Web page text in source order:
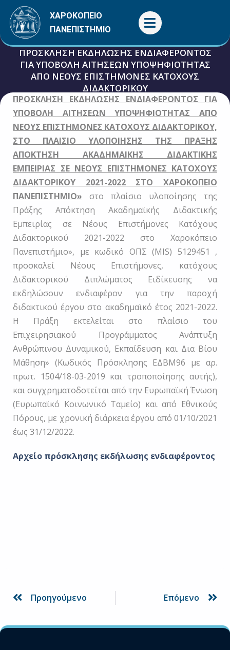
Μετάβαση
στο
περιεχόμενο
ΧΑΡΟΚΟΠΕΙΟ
ΠΑΝΕΠΙΣΤΗΜΙΟ
ΠΡΟΣΚΛΗΣΗ ΕΚΔΗΛΩΣΗΣ ΕΝΔΙΑΦΕΡΟΝΤΟΣ
ΓΙΑ ΥΠΟΒΟΛΗ ΑΙΤΗΣΕΩΝ ΥΠΟΨΗΦΙΟΤΗΤΑΣ
ΑΠΟ ΝΕΟΥΣ ΕΠΙΣΤΗΜΟΝΕΣ ΚΑΤΟΧΟΥΣ
ΔΙΔΑΚΤΟΡΙΚΟΥ
5 Αυγούστου, 2021 Γενικές
ΠΡΟΣΚΛΗΣΗ ΕΚΔΗΛΩΣΗΣ ΕΝΔΙΑΦΕΡΟΝΤΟΣ ΓΙΑ
ΥΠΟΒΟΛΗ ΑΙΤΗΣΕΩΝ ΥΠΟΨΗΦΙΟΤΗΤΑΣ ΑΠΟ
ΝΕΟΥΣ ΕΠΙΣΤΗΜΟΝΕΣ ΚΑΤΟΧΟΥΣ ΔΙΔΑΚΤΟΡΙΚΟΥ,
ΣΤΟ ΠΛΑΙΣΙΟ ΥΛΟΠΟΙΗΣΗΣ ΤΗΣ ΠΡΑΞΗΣ
ΑΠΟΚΤΗΣΗ ΑΚΑΔΗΜΑΙΚΗΣ ΔΙΔΑΚΤΙΚΗΣ
ΕΜΠΕΙΡΙΑΣ ΣΕ ΝΕΟΥΣ ΕΠΙΣΤΗΜΟΝΕΣ ΚΑΤΟΧΟΥΣ
ΔΙΔΑΚΤΟΡΙΚΟΥ 2021-2022 ΣΤΟ ΧΑΡΟΚΟΠΕΙΟ
ΠΑΝΕΠΙΣΤΗΜΙΟ» στο πλαίσιο υλοποίησης της
Πράξης Απόκτηση Ακαδημαϊκής Διδακτικής
Εμπειρίας σε Νέους Επιστήμονες Κατόχους
Διδακτορικού 2021-2022 στο Χαροκόπειο
Πανεπιστήμιο», με κωδικό ΟΠΣ (MIS) 5129451 ,
προσκαλεί Νέους Επιστήμονες, κατόχους
Διδακτορικού Διπλώματος Ειδίκευσης να
εκδηλώσουν ενδιαφέρον για την παροχή
διδακτικού έργου στο ακαδημαϊκό έτος 2021-2022.
Η Πράξη εκτελείται στο πλαίσιο του
Επιχειρησιακού Προγράμματος Ανάπτυξη
Ανθρώπινου Δυναμικού, Εκπαίδευση και Δια Βίου
Μάθηση» (Κωδικός Πρόσκλησης ΕΔΒΜ96 με αρ.
πρωτ. 1504/18-03-2019 και τροποποίησης αυτής),
και συγχρηματοδοτείται από την Ευρωπαϊκή Ένωση
(Ευρωπαϊκό Κοινωνικό Ταμείο) και από Εθνικούς
Πόρους, με χρονική διάρκεια έργου από 01/10/2021
έως 31/12/2022.
Αρχείο πρόσκλησης εκδήλωσης ενδιαφέροντος
Προηγούμενο Επόμενο